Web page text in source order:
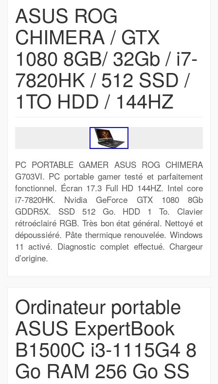
ASUS ROG
CHIMERA / GTX
1080 8GB/ 32Gb / i7-
7820HK / 512 SSD /
1TO HDD / 144HZ
PC PORTABLE GAMER ASUS ROG CHIMERA
G703VI. PC portable gamer testé et parfaitement
fonctionnel. Écran 17.3 Full HD 144HZ. Intel core
i7-7820HK. Nvidia GeForce GTX 1080 8Gb
GDDR5X. SSD 512 Go. HDD 1 To. Clavier
rétroéclairé RGB. Très bon état général. Nettoyé et
dépoussiéré. Pâte thermique renouvelée. Windows
11 activé. Diagnostic complet effectué. Chargeur
d’origine.
Ordinateur portable
ASUS ExpertBook
B1500C i3-1115G4 8
Go RAM 256 Go SS